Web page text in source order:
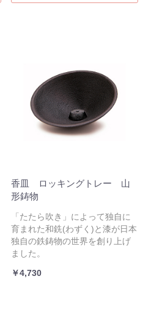
香皿 ロッキングトレー 山
形鋳物
「たたら吹き」によって独自に
育まれた和銑(わずく)と漆が日本
独自の鉄鋳物の世界を創り上げ
ました。
￥4,730